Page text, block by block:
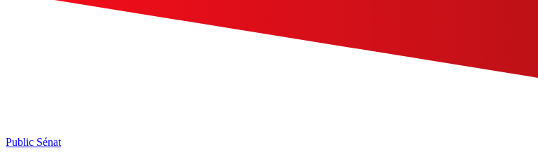
Public Sénat